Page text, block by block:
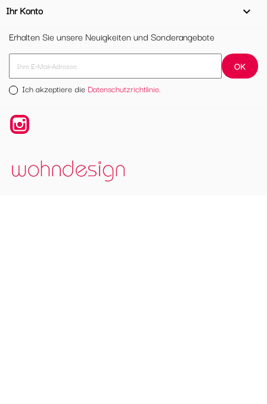
Ihr Konto

Erhalten Sie unsere Neuigkeiten und Sonderangebote
Ich akzeptiere die Datenschutzrichtlinie.